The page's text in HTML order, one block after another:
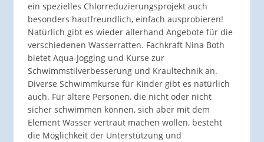
ein spezielles Chlorreduzierungsprojekt auch
besonders hautfreundlich, einfach ausprobieren!
Natürlich gibt es wieder allerhand Angebote für die
verschiedenen Wasserratten. Fachkraft Nina Both
bietet Aqua-Jogging und Kurse zur
Schwimmstilverbesserung und Kraultechnik an.
Diverse Schwimmkurse für Kinder gibt es natürlich
auch. Für ältere Personen, die nicht oder nicht
sicher schwimmen können, sich aber mit dem
Element Wasser vertraut machen wollen, besteht
die Möglichkeit der Unterstützung und